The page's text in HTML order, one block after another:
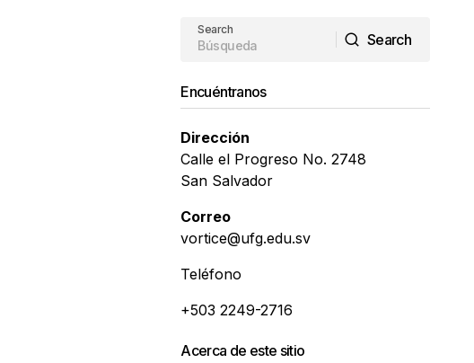
Search
Search
Encuéntranos
Dirección
Calle el Progreso No. 2748
San Salvador
Correo
vortice@ufg.edu.sv
Teléfono
+503 2249-2716
Acerca de este sitio